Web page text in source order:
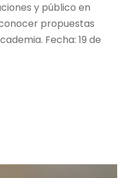
y público en
propuestas
Fecha: 19 de